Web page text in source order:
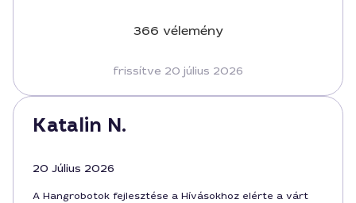
366 vélemény
frissítve 20 július 2026
Katalin N.
20 Július 2026
A Hangrobotok fejlesztése a Hívásokhoz elérte a várt